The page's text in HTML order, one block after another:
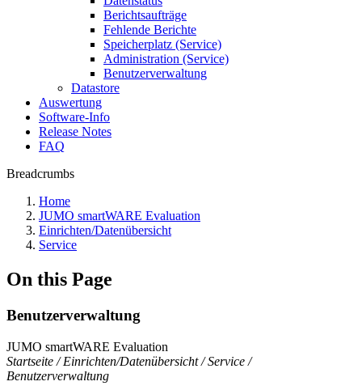
Berichtsaufträge
Fehlende Berichte
Speicherplatz (Service)
Administration (Service)
Benutzerverwaltung
Datastore
Auswertung
Software-Info
Release Notes
FAQ
Breadcrumbs
Home
JUMO smartWARE Evaluation
Einrichten/Datenübersicht
Service
On this Page
Benutzerverwaltung
JUMO smartWARE Evaluation
Startseite / Einrichten/Datenübersicht / Service /
Benutzerverwaltung